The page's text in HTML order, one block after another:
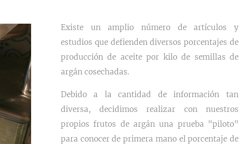
Existe un amplio número de artículos y
estudios que defienden diversos porcentajes de
producción de aceite por kilo de semillas de
argán cosechadas.
Debido a la cantidad de información tan
diversa, decidimos realizar con nuestros
propios frutos de argán una prueba "piloto"
para conocer de primera mano el porcentaje de